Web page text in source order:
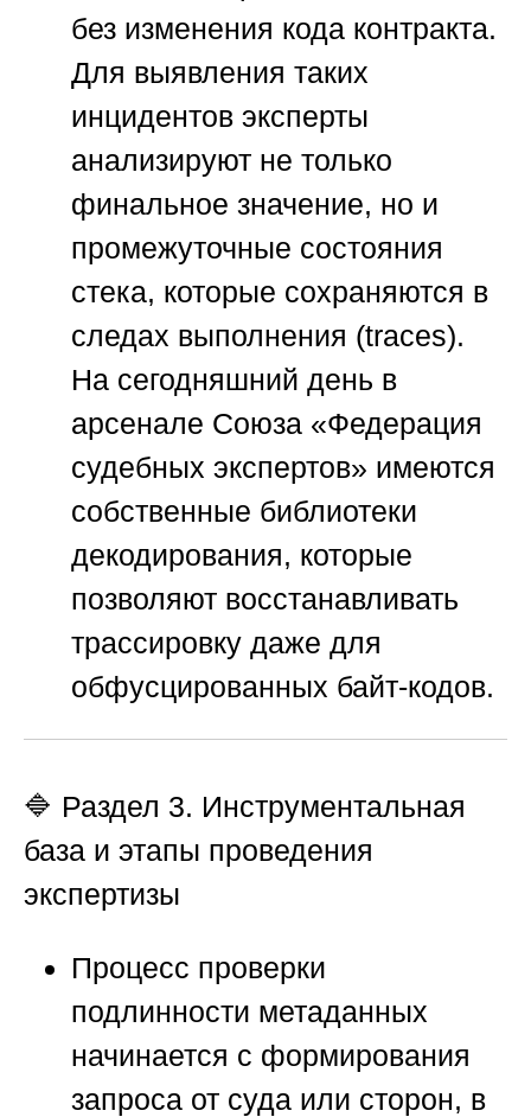
без изменения кода контракта.
Для выявления таких
инцидентов эксперты
анализируют не только
финальное значение, но и
промежуточные состояния
стека, которые сохраняются в
следах выполнения (traces).
На сегодняшний день в
арсенале Союза «Федерация
судебных экспертов» имеются
собственные библиотеки
декодирования, которые
позволяют восстанавливать
трассировку даже для
обфусцированных байт-кодов.
🔷 Раздел 3. Инструментальная
база и этапы проведения
экспертизы
Процесс проверки
подлинности метаданных
начинается с формирования
запроса от суда или сторон, в